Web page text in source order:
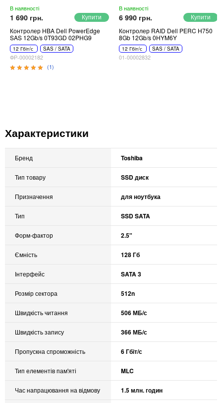
В наявності
1 690 грн.
Контролер HBA Dell PowerEdge
SAS 12Gb/s 0T93GD 02PHG9
12 Гбіт/с SAS / SATA
ФР-00002182
(1)
В наявності
6 990 грн.
Контролер RAID Dell PERC H750
8Gb 12Gb/s 0HYM6Y
12 Гбіт/с SAS / SATA
01-00002832
Характеристики
Бренд Toshiba
Тип товару SSD диск
Призначення для ноутбука
Тип SSD SATA
Форм-фактор 2.5"
Ємність 128 Гб
Інтерфейс SATA 3
Розмір сектора 512n
Швидкість читання 506 МБ/с
Швидкість запису 366 МБ/с
Пропускна спроможність 6 Гбіт/с
Тип елементів пам'яті MLC
Час напрацювання на відмову 1.5 млн. годин